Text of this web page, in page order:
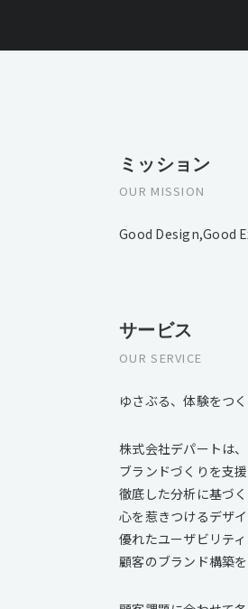
ミッション
OUR MISSION
Good Design,Good
サービス
OUR SERVICE
ゆさぶる、体験をつ
株式会社デパートは
ブランドづくりを支
徹底した分析に基づ
心を惹きつけるデザ
優れたユーザビリテ
顧客のブランド構築を